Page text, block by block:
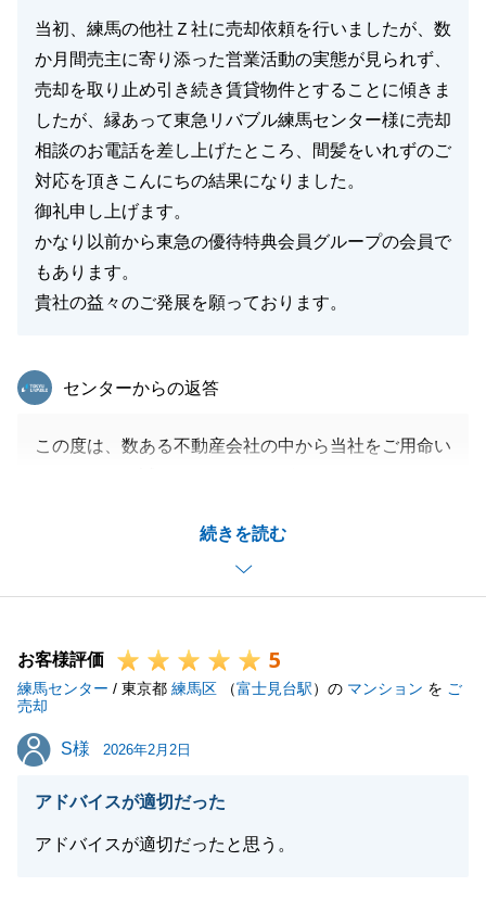
当初、練馬の他社Ｚ社に売却依頼を行いましたが、数
か月間売主に寄り添った営業活動の実態が見られず、
売却を取り止め引き続き賃貸物件とすることに傾きま
したが、縁あって東急リバブル練馬センター様に売却
相談のお電話を差し上げたところ、間髪をいれずのご
対応を頂きこんにちの結果になりました。
御礼申し上げます。
かなり以前から東急の優待特典会員グループの会員で
もあります。
貴社の益々のご発展を願っております。
続きを読む
東急リバブル
センターからの返答
この度は、数ある不動産会社の中から当社をご用命い
完了することができ、私どもも安堵しております。
またご機会ございましたら、いつでもお気軽にご相談
いただけましたら幸いです。
お客様評価 5
練馬センター / 東京都 練馬区 （富士見台駅）の マンション を ご
売却
S様
S様 2026年2月2日
アドバイスが適切だった
アドバイスが適切だったと思う。